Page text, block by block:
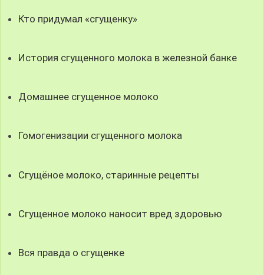
Кто придумал «сгущенку»
История сгущенного молока в железной банке
Домашнее сгущенное молоко
Гомогенизации сгущенного молока
Сгущёное молоко, старинные рецепты
Сгущенное молоко наносит вред здоровью
Вся правда о сгущенке